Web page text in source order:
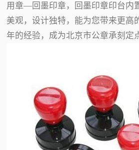
用章—回墨印章，回墨印章印台内
美观，设计独特，能为您带来更高
年的经验，成为北京市公章承刻定